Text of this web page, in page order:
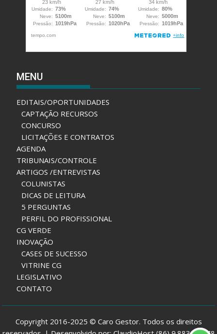
MENU
EDITAIS/OPORTUNIDADES
CAPTAÇÃO RECURSOS
CONCURSO
LICITAÇÕES E CONTRATOS
AGENDA
TRIBUNAIS/CONTROLE
ARTIGOS /ENTREVISTAS
COLUNISTAS
DICAS DE LEITURA
5 PERGUNTAS
PERFIL DO PROFISSIONAL
CG VERDE
INOVAÇÃO
CASES DE SUCESSO
VITRINE CG
LEGISLATIVO
CONTATO
Copyright 2016-2025 © Caro Gestor. Todos os direitos